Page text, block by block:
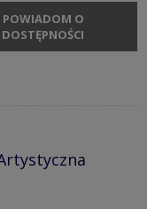
POWIADOM O
DOSTĘPNOŚCI